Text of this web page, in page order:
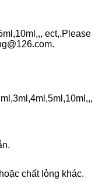
ect,.Please
chất lỏng khác.